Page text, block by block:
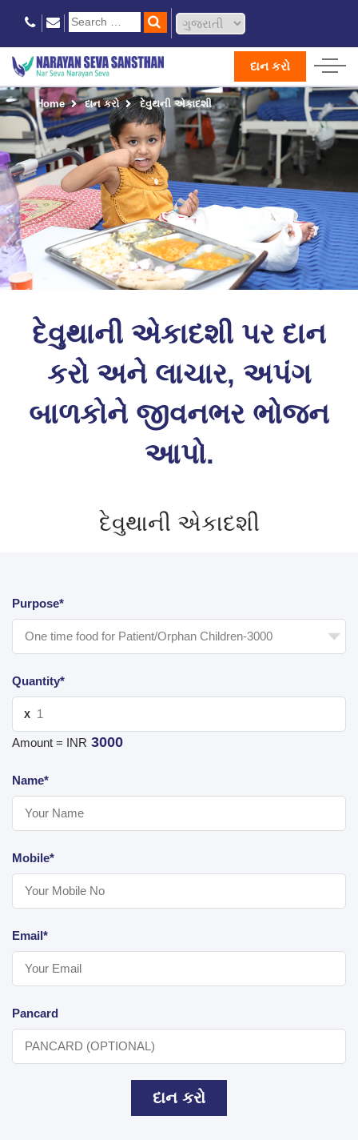
દાન કરો
Home દાન કરો દેવુથની એકાદશી
દેવુથાની એકાદશી પર દાન
કરો અને લાચાર, અપંગ
બાળકોને જીવનભર ભોજન
આપો.
દેવુથાની એકાદશી
Purpose*
Quantity*
X
Amount = INR 3000
Name*
Mobile*
Email*
Pancard
દાન કરો